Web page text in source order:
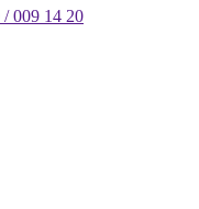
/ 009 14 20